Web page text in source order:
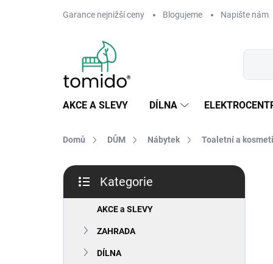
Garance nejnižší ceny Blogujeme Napište nám
AKCE A SLEVY DÍLNA
Domů DŮM Nábytek Toaletní a
P
s
kategorie
Kategorie
AKCE a SLEVY
ZAHRADA
DÍLNA